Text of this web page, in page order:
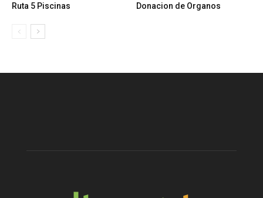
Ruta 5 Piscinas Donacion de Organos